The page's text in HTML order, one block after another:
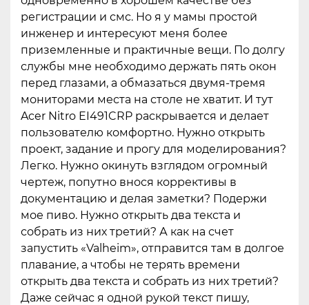
регистрации и смс. Но я у мамы простой
инженер и интересуют меня более
приземленные и практичные вещи. По долгу
службы мне необходимо держать пять окон
перед глазами, а обмазаться двумя-тремя
мониторами места на столе не хватит. И тут
Acer Nitro EI491CRP раскрывается и делает
пользователю комфортно. Нужно открыть
проект, задание и прогу для моделирования?
Легко. Нужно окинуть взглядом огромный
чертеж, попутно внося коррективы в
документацию и делая заметки? Подержи
мое пиво. Нужно открыть два текста и
собрать из них третий? А как на счет
запустить «Valheim», отправится там в долгое
плавание, а чтобы не терять времени
открыть два текста и собрать из них третий?
Даже сейчас я одной рукой текст пишу,